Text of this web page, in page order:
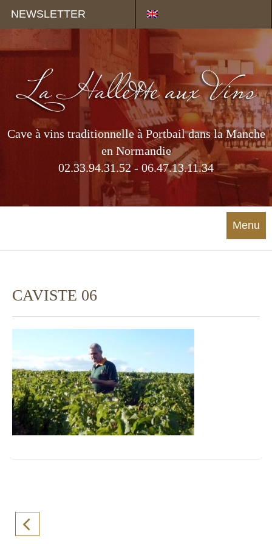
NEWSLETTER
Cave à vins traditionnelle à Portbail dans la Manche
en Normandie
02.33.94.31.52 - 06.47.13.11.34
Menu
CAVISTE 06
Panneau de gestion des cookies